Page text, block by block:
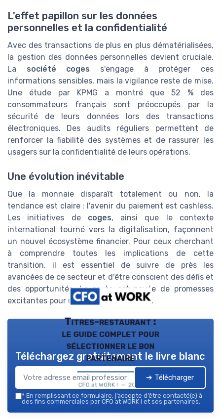
L'effet papillon sur les données
personnelles et la confidentialité
Avec des transactions de plus en plus dématérialisées,
la gestion des données personnelles devient cruciale.
La société coges s'engage à protéger ces
informations sensibles, mais la vigilance reste de mise.
Une étude par KPMG a montré que 52 % des
consommateurs français sont préoccupés par la
sécurité de leurs données lors des transactions
électroniques. Des audits réguliers permettent de
renforcer la fiabilité des systèmes et de rassurer les
usagers sur la confidentialité de leurs opérations.
Une évolution inévitable
Que la monnaie disparaît totalement ou non, la
tendance est claire : l'avenir du paiement est cashless.
Les initiatives de coges, ainsi que le contexte
international tourné vers la digitalisation, façonnent
un nouvel écosystème financier. Pour ceux cherchant
à comprendre toutes les implications de cette
transition, il est essentiel de suivre de près les
avancées de ce secteur et d'être conscient des défis et
des opportunités. La route est pavée de promesses
excitantes pour un futur sans espèces.
Titres-restaurant :
le guide complet pour
sélectionner le bon
partenaire
CFO at WORK ! — 2026
Téléchargez gratuitement le livre blanc
➔ Télécharger
* En remplissant ce formulaire, j’accepte d’être contacté(e) à
des fins commerciales par CFO at WORK ! et ses partenaires.